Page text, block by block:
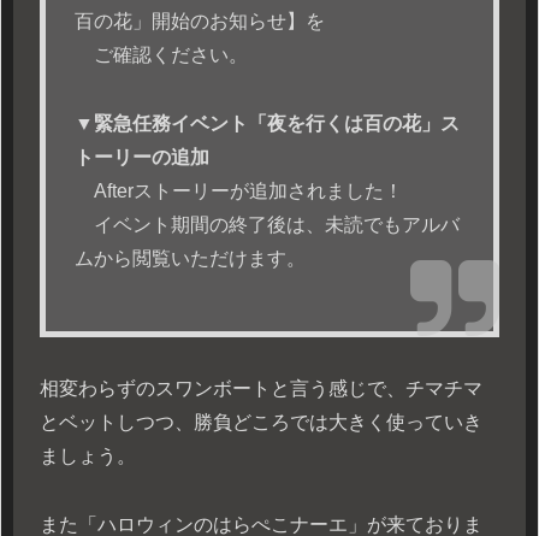
百の花」開始のお知らせ】を
ご確認ください。
▼緊急任務イベント「夜を行くは百の花」ス
トーリーの追加
Afterストーリーが追加されました！
イベント期間の終了後は、未読でもアルバ
ムから閲覧いただけます。
相変わらずのスワンボートと言う感じで、チマチマ
とベットしつつ、勝負どころでは大きく使っていき
ましょう。
また「ハロウィンのはらぺこナーエ」が来ておりま